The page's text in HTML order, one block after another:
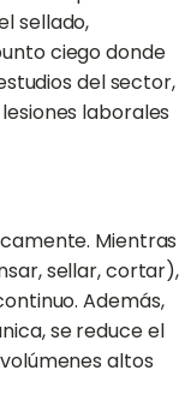
sellado,
ciego donde
del sector,
laborales
Mientras
sellar, cortar),
Además,
se reduce el
altos